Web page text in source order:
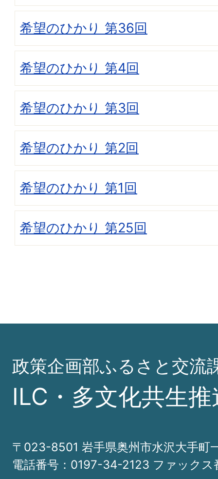
希望のひかり 第36回
希望のひかり 第4回
希望のひかり 第3回
希望のひかり 第2回
希望のひかり 第1回
希望のひかり 第25回
政策企画部ふるさと交流
ILC・多文化共生
〒023-8501 岩手県奥州市水沢大手町
電話番号：0197-34-2123 ファック